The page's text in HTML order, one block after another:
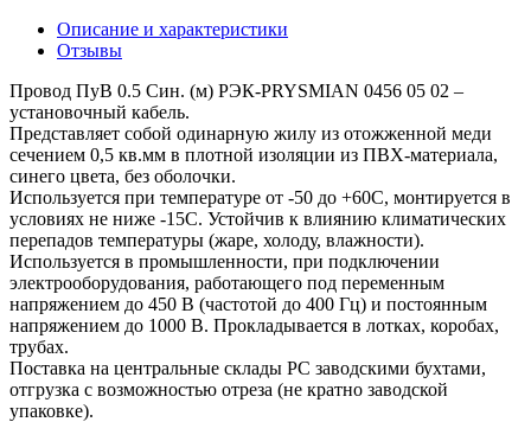
Описание и характеристики
Отзывы
Провод ПуВ 0.5 Син. (м) РЭК-PRYSMIAN 0456 05 02 –
установочный кабель.
Представляет собой одинарную жилу из отожженной меди
сечением 0,5 кв.мм в плотной изоляции из ПВХ-материала,
синего цвета, без оболочки.
Используется при температуре от -50 до +60С, монтируется в
условиях не ниже -15С. Устойчив к влиянию климатических
перепадов температуры (жаре, холоду, влажности).
Используется в промышленности, при подключении
электрооборудования, работающего под переменным
напряжением до 450 В (частотой до 400 Гц) и постоянным
напряжением до 1000 В. Прокладывается в лотках, коробах,
трубах.
Поставка на центральные склады РС заводскими бухтами,
отгрузка с возможностью отреза (не кратно заводской
упаковке).